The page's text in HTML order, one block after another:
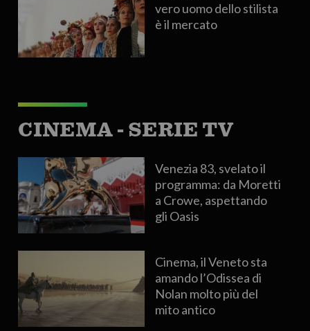
vero uomo dello stilista
è il mercato
CINEMA - SERIE TV
Venezia 83, svelato il
programma: da Moretti
a Crowe, aspettando
gli Oasis
Cinema, il Veneto sta
amando l’Odissea di
Nolan molto più del
mito antico